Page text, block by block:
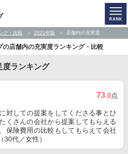
グ・比較 2021年版 店舗内の充実度
の店舗内の充実度ランキング・比較
度ランキング
73.0点
対しての提案をしてくださる事とひ
くさんの会社から提案してもらえる
保険費用の比較もしてもらえて会社
30代／女性）